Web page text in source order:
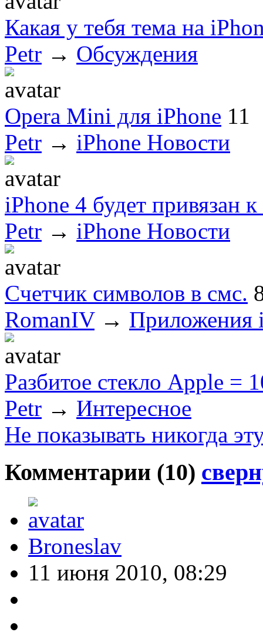
Какая у тебя тема на
Petr → Обсуждения
Opera Mini для iPhone 11
Petr → iPhone Новости
iPhone 4 будет привязан
Petr → iPhone Новости
Cчетчик символов в смс.
RomanIV→ Приложения
Разбитое стекло Apple =
Petr → Интересное
Не показывать никогда
Комментарии (10)
Broneslav
11 июня 2010, 08:29